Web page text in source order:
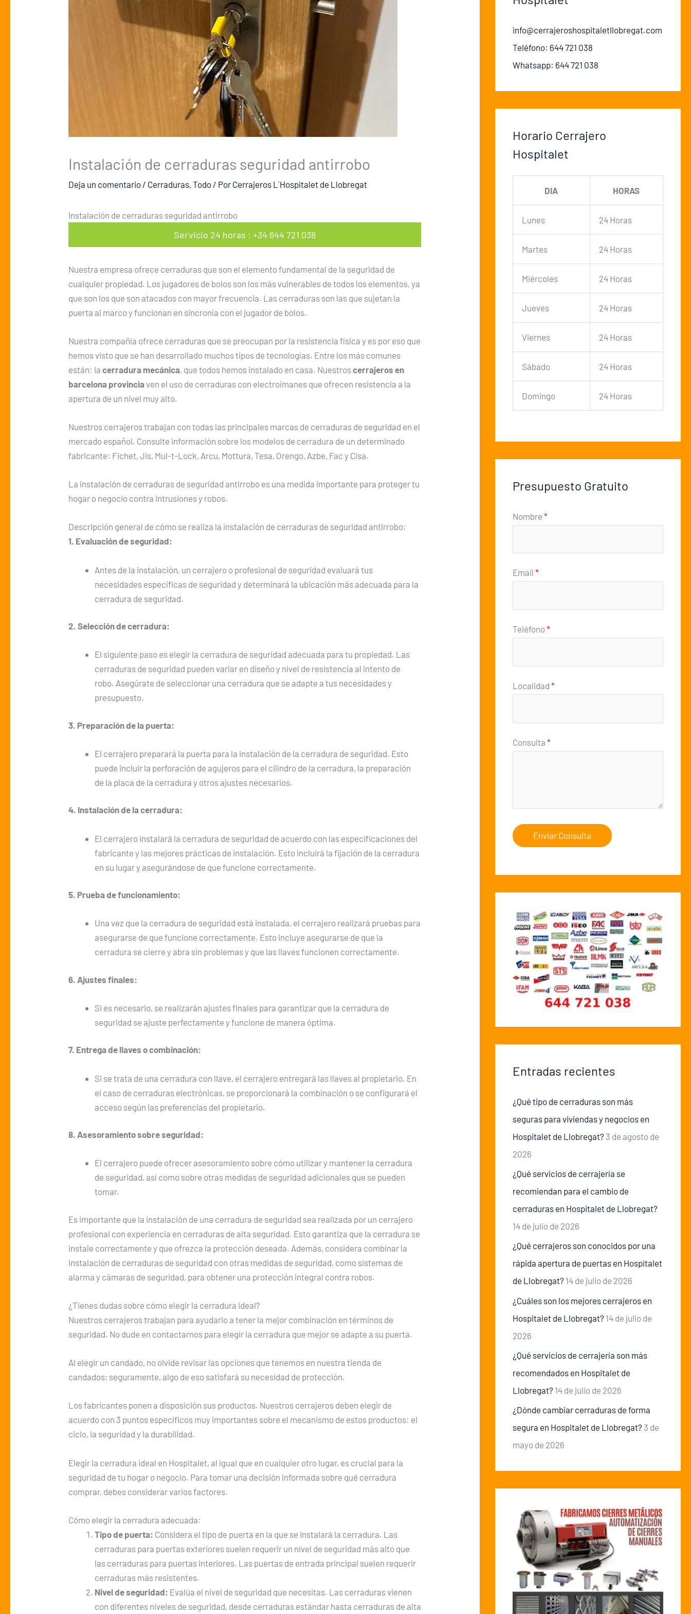
Instalación de cerraduras seguridad antirrobo
Deja un comentario / Cerraduras,Todo / Por Cerrajeros L´Hospitalet de Llobregat
Instalación de cerraduras seguridad antirrobo
Servicio 24 horas :+34 644 721 038
Nuestra empresa ofrece cerraduras que son el elemento fundamental de la seguridad de
cualquier propiedad. Los jugadores de bolos son los más vulnerables de todos los elementos, ya
que son los que son atacados con mayor frecuencia. Las cerraduras son las que sujetan la
puerta al marco y funcionan en sincronía con el jugador de bolos.
Nuestra compañía ofrece cerraduras que se preocupan por la resistencia física y es por eso que
hemos visto que se han desarrollado muchos tipos de tecnologías. Entre los más comunes
están: lacerradura mecánica, que todos hemos instalado en casa. Nuestroscerrajeros en
barcelona provincia ven el uso de cerraduras con electroimanes que ofrecen resistencia a la
apertura de un nivel muy alto.
Nuestros cerrajeros trabajan con todas las principales marcas de cerraduras de seguridad en el
mercado español. Consulte información sobre los modelos de cerradura de un determinado
fabricante: Fichet, Jis, Mul-t-Lock, Arcu, Mottura, Tesa, Orengo, Azbe, Fac y Cisa.
La instalación de cerraduras de seguridad antirrobo es una medida importante para proteger tu
hogar o negocio contra intrusiones y robos.
Descripción general de cómo se realiza la instalación de cerraduras de seguridad antirrobo:
1. Evaluación de seguridad:
Antes de la instalación, un cerrajero o profesional de seguridad evaluará tus
necesidades específicas de seguridad y determinará la ubicación más adecuada para la
cerradura de seguridad.
2. Selección de cerradura:
El siguiente paso es elegir la cerradura de seguridad adecuada para tu propiedad. Las
cerraduras de seguridad pueden variar en diseño y nivel de resistencia al intento de
robo. Asegúrate de seleccionar una cerradura que se adapte a tus necesidades y
presupuesto.
3. Preparación de la puerta:
El cerrajero preparará la puerta para la instalación de la cerradura de seguridad. Esto
puede incluir la perforación de agujeros para el cilindro de la cerradura, la preparación
de la placa de la cerradura y otros ajustes necesarios.
4. Instalación de la cerradura:
El cerrajero instalará la cerradura de seguridad de acuerdo con las especificaciones del
fabricante y las mejores prácticas de instalación. Esto incluirá la fijación de la cerradura
en su lugar y asegurándose de que funcione correctamente.
5. Prueba de funcionamiento:
Una vez que la cerradura de seguridad está instalada, el cerrajero realizará pruebas para
asegurarse de que funcione correctamente. Esto incluye asegurarse de que la
cerradura se cierre y abra sin problemas y que las llaves funcionen correctamente.
6. Ajustes finales:
Si es necesario, se realizarán ajustes finales para garantizar que la cerradura de
seguridad se ajuste perfectamente y funcione de manera óptima.
7. Entrega de llaves o combinación:
Si se trata de una cerradura con llave, el cerrajero entregará las llaves al propietario. En
el caso de cerraduras electrónicas, se proporcionará la combinación o se configurará el
acceso según las preferencias del propietario.
8. Asesoramiento sobre seguridad:
El cerrajero puede ofrecer asesoramiento sobre cómo utilizar y mantener la cerradura
de seguridad, así como sobre otras medidas de seguridad adicionales que se pueden
tomar.
Es importante que la instalación de una cerradura de seguridad sea realizada por un cerrajero
profesional con experiencia en cerraduras de alta seguridad. Esto garantiza que la cerradura se
instale correctamente y que ofrezca la protección deseada. Además, considera combinar la
instalación de cerraduras de seguridad con otras medidas de seguridad, como sistemas de
alarma y cámaras de seguridad, para obtener una protección integral contra robos.
¿Tienes dudas sobre cómo elegir la cerradura ideal?
Nuestros cerrajeros trabajan para ayudarlo a tener la mejor combinación en términos de
seguridad. No dude en contactarnos para elegir la cerradura que mejor se adapte a su puerta.
Al elegir un candado, no olvide revisar las opciones que tenemos en nuestra tienda de
candados; seguramente, algo de eso satisfará su necesidad de protección.
Los fabricantes ponen a disposición sus productos. Nuestros cerrajeros deben elegir de
acuerdo con 3 puntos específicos muy importantes sobre el mecanismo de estos productos: el
ciclo, la seguridad y la durabilidad.
Elegir la cerradura ideal en Hospitalet, al igual que en cualquier otro lugar, es crucial para la
seguridad de tu hogar o negocio. Para tomar una decisión informada sobre qué cerradura
comprar, debes considerar varios factores.
Cómo elegir la cerradura adecuada:
Tipo de puerta: Considera el tipo de puerta en la que se instalará la cerradura. Las
cerraduras para puertas exteriores suelen requerir un nivel de seguridad más alto que
las cerraduras para puertas interiores. Las puertas de entrada principal suelen requerir
cerraduras más resistentes.
Nivel de seguridad: Evalúa el nivel de seguridad que necesitas. Las cerraduras vienen
con diferentes niveles de seguridad, desde cerraduras estándar hasta cerraduras de alta
info@cerrajeroshospitaletllobregat.com
Teléfono: 644 721 038
Whatsapp: 644 721 038
Horario Cerrajero
Hospitalet
DIA HORAS
Lunes 24 Horas
Martes 24 Horas
Miércoles 24 Horas
Jueves 24 Horas
Viernes 24 Horas
Sábado 24 Horas
Domingo 24 Horas
Presupuesto Gratuito
Nombre *
Email *
Teléfono *
Localidad *
Consulta *
Entradas recientes
¿Qué tipo de cerraduras son más
seguras para viviendas y negocios en
Hospitalet de Llobregat? 3 de agosto de
2026
¿Qué servicios de cerrajería se
recomiendan para el cambio de
cerraduras en Hospitalet de Llobregat?
14 de julio de 2026
¿Qué cerrajeros son conocidos por una
rápida apertura de puertas en Hospitalet
de Llobregat? 14 de julio de 2026
¿Cuáles son los mejores cerrajeros en
Hospitalet de Llobregat? 14 de julio de
2026
¿Qué servicios de cerrajería son más
recomendados en Hospitalet de
Llobregat? 14 de julio de 2026
¿Dónde cambiar cerraduras de forma
segura en Hospitalet de Llobregat? 3 de
mayo de 2026